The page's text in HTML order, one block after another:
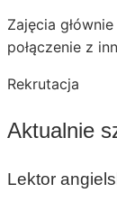
Zajęcia
połączenie z
Rekrutacja
Aktualnie
Lektor